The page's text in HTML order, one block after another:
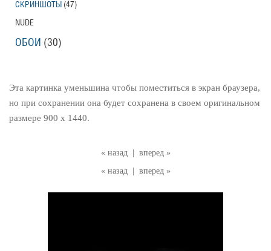
« назад
вперед »
« назад
вперед »
Эта картинка уменьшина чтобы поместиться в экран браузера,
но при сохранении она будет сохранена в своем оригинальном
размере 900 x 1440.
СКРИНШОТЫ (47)
NUDE
ОБОИ (30)